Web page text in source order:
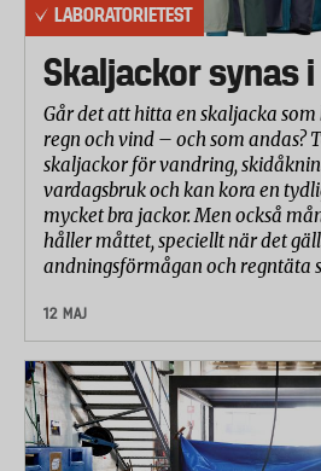
LABORATORIETEST
Skaljackor synas
Går det att hitta en skaljacka
regn och vind – och som andas?
skaljackor för vandring,
vardagsbruk och kan kora en
mycket bra jackor. Men också
håller måttet, speciellt när det
andningsförmågan och regntäta
12 MAJ